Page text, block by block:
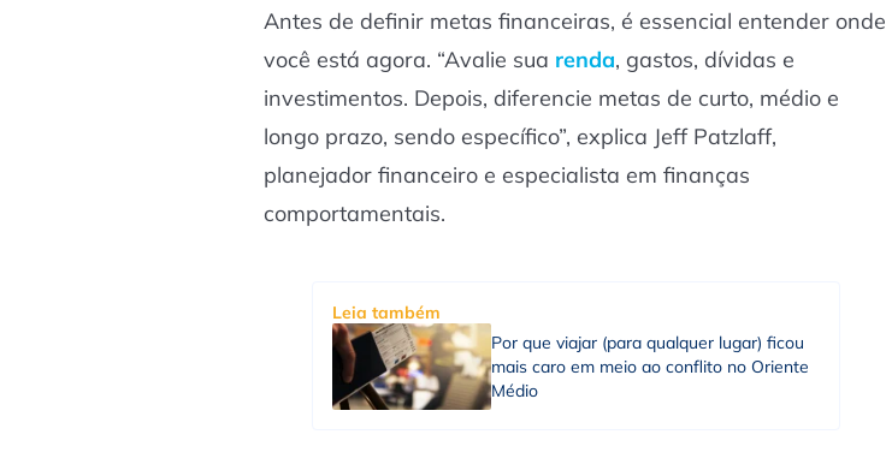
Antes de definir metas financeiras, é essencial entender onde
você está agora. “Avalie sua renda, gastos, dívidas e
investimentos. Depois, diferencie metas de curto, médio e
longo prazo, sendo específico”, explica Jeff Patzlaff,
planejador financeiro e especialista em finanças
comportamentais.
Leia também
Por que viajar (para qualquer lugar) ficou
mais caro em meio ao conflito no Oriente
Médio